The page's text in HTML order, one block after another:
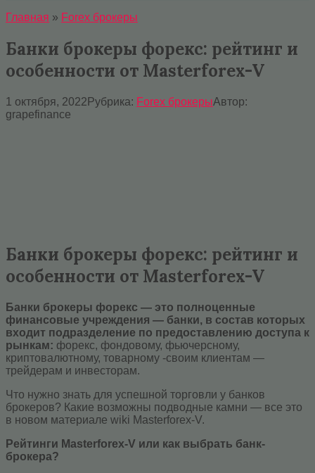
Главная » Forex брокеры
Банки брокеры форекс: рейтинг и
особенности от Masterforex-V
1 октября, 2022 Рубрика: Forex брокерыАвтор:
grapefinance
Банки брокеры форекс: рейтинг и
особенности от Masterforex-V
Банки брокеры форекс — это полноценные
финансовые учреждения — банки, в состав которых
входит подразделение по предоставлению доступа к
рынкам: форекс, фондовому, фьючерсному,
криптовалютному, товарному -своим клиентам —
трейдерам и инвесторам.
Что нужно знать для успешной торговли у банков
брокеров? Какие возможны подводные камни — все это
в новом материале wiki Masterforex-V.
Рейтинги Masterforex-V или как выбрать банк-
брокера?